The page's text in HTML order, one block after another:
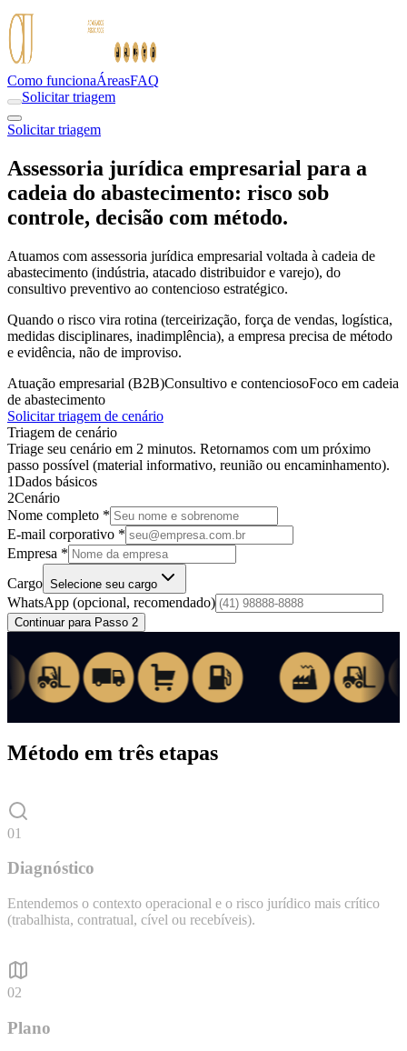
Como funcionaÁreasFAQ
Solicitar triagem
Solicitar triagem
Assessoria jurídica empresarial para a
cadeia do abastecimento: risco sob
controle, decisão com método.
Atuamos com assessoria jurídica empresarial voltada à cadeia de
abastecimento (indústria, atacado distribuidor e varejo), do
consultivo preventivo ao contencioso estratégico.
Quando o risco vira rotina (terceirização, força de vendas, logística,
medidas disciplinares, inadimplência), a empresa precisa de método
e evidência, não de improviso.
Atuação empresarial (B2B)Consultivo e contenciosoFoco em cadeia
de abastecimento
Solicitar triagem de cenário
Triagem de cenário
Triage seu cenário em 2 minutos. Retornamos com um próximo
passo possível (material informativo, reunião ou encaminhamento).
1Dados básicos
2Cenário
Nome completo *
E-mail corporativo *
Empresa *
Cargo Selecione seu cargo
WhatsApp (opcional, recomendado)
Continuar para Passo 2
Método em três etapas
01
Diagnóstico
Entendemos o contexto operacional e o risco jurídico mais crítico
(trabalhista, contratual, cível ou recebíveis).
02
Plano